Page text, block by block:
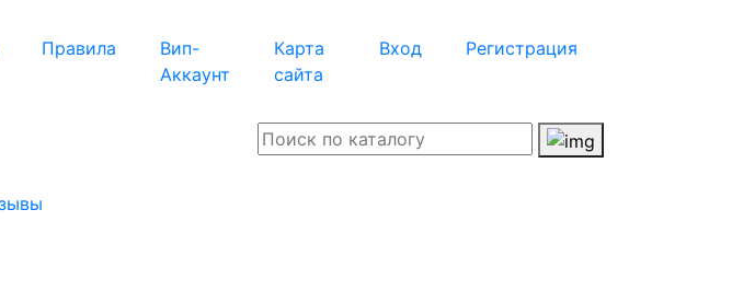
Правила
Вип-
Аккаунт
Карта
сайта
Вход Регистрация